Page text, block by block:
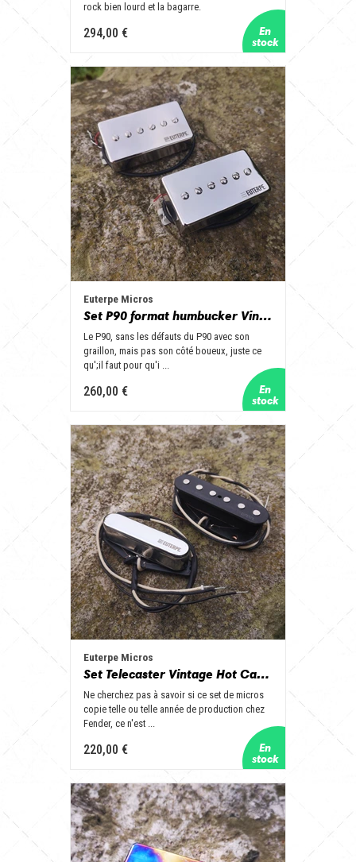
rock bien lourd et la bagarre.
294,00 €
Euterpe Micros
Set P90 format humbucker Vintage Hot
Le P90, sans les défauts du P90 avec son
graillon, mais pas son côté boueux, juste ce
qu';il faut pour qu'i ...
260,00 €
Euterpe Micros
Set Telecaster Vintage Hot Capot Chrome
Ne cherchez pas à savoir si ce set de micros
copie telle ou telle année de production chez
Fender, ce n'est ...
220,00 €